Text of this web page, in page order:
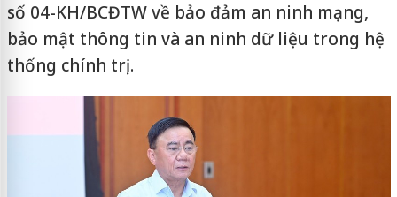
số 04-KH/BCĐTW về bảo đảm an ninh mạng,
bảo mật thông tin và an ninh dữ liệu trong hệ
thống chính trị.